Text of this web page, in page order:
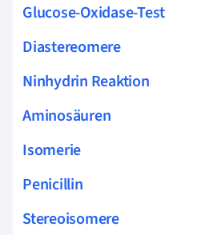
Glucose-Oxidase-Test
Diastereomere
Ninhydrin Reaktion
Aminosäuren
Isomerie
Penicillin
Stereoisomere